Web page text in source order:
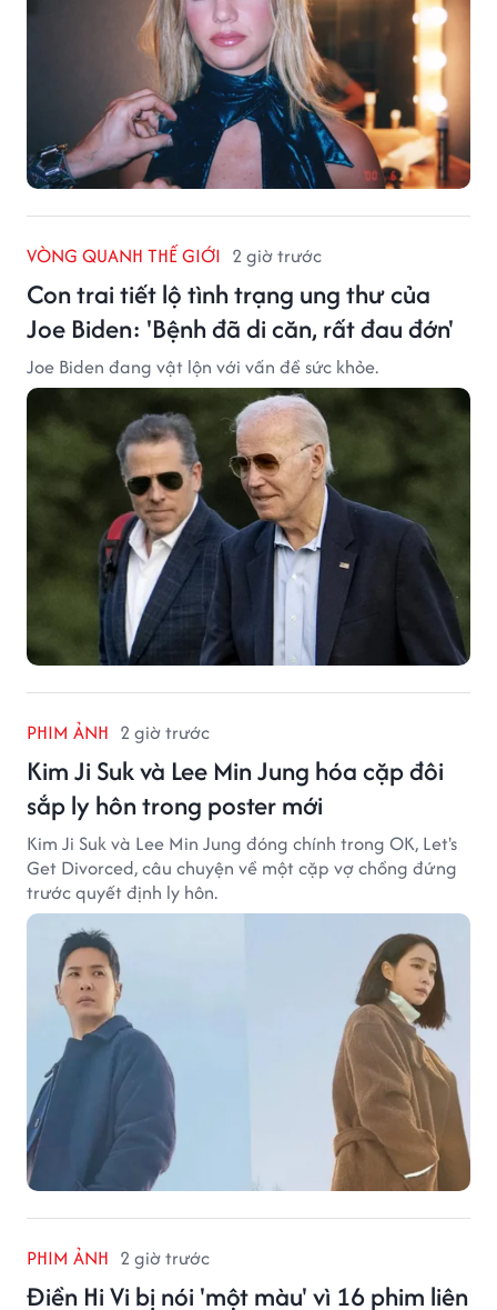
VÒNG QUANH THẾ GIỚI 2 giờ trước
Con trai tiết lộ tình trạng ung thư của
Joe Biden: 'Bệnh đã di căn, rất đau đớn'
Joe Biden đang vật lộn với vấn đề sức khỏe.
PHIM ẢNH 2 giờ trước
Kim Ji Suk và Lee Min Jung hóa cặp đôi
sắp ly hôn trong poster mới
Kim Ji Suk và Lee Min Jung đóng chính trong OK, Let's
Get Divorced, câu chuyện về một cặp vợ chồng đứng
trước quyết định ly hôn.
PHIM ẢNH 2 giờ trước
Điền Hi Vi bị nói 'một màu' vì 16 phim liên